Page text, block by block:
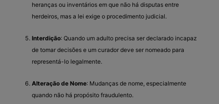
heranças ou inventários em que não há disputas entre
herdeiros, mas a lei exige o procedimento judicial.
Interdição: Quando um adulto precisa ser declarado incapaz
de tomar decisões e um curador deve ser nomeado para
representá-lo legalmente.
Alteração de Nome: Mudanças de nome, especialmente
quando não há propósito fraudulento.